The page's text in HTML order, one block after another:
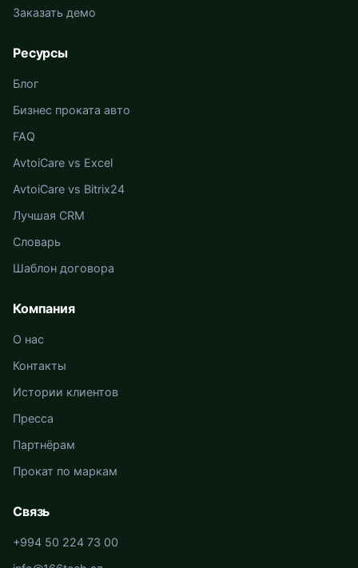
Заказать демо
Ресурсы
Блог
Бизнес проката авто
FAQ
AvtoiCare vs Excel
AvtoiCare vs Bitrix24
Лучшая CRM
Словарь
Шаблон договора
Компания
О нас
Контакты
Истории клиентов
Пресса
Партнёрам
Прокат по маркам
Связь
+994 50 224 73 00